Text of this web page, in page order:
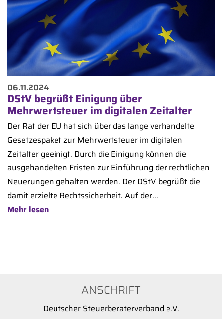
06.11.2024
DStV begrüßt Einigung über
Mehrwertsteuer im digitalen Zeitalter
Der Rat der EU hat sich über das lange verhandelte
Gesetzespaket zur Mehrwertsteuer im digitalen
Zeitalter geeinigt. Durch die Einigung können die
ausgehandelten Fristen zur Einführung der rechtlichen
Neuerungen gehalten werden. Der DStV begrüßt die
damit erzielte Rechtssicherheit. Auf der...
Mehr lesen
ANSCHRIFT
Deutscher Steuerberaterverband e.V.